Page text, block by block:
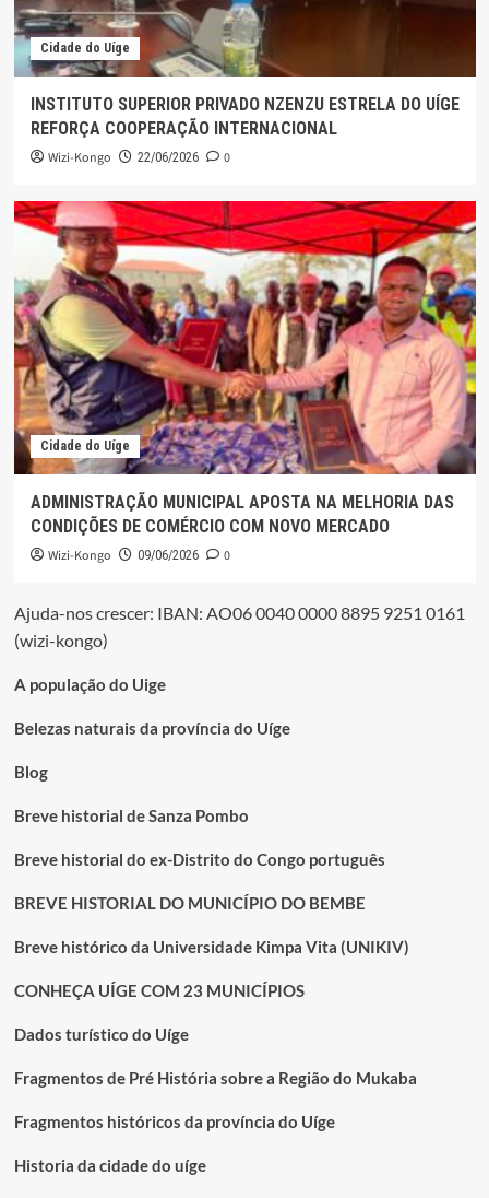
Cidade do Uíge
INSTITUTO SUPERIOR PRIVADO NZENZU ESTRELA DO UÍGE
REFORÇA COOPERAÇÃO INTERNACIONAL
Wizi-Kongo 22/06/2026 0
Cidade do Uíge
ADMINISTRAÇÃO MUNICIPAL APOSTA NA MELHORIA DAS
CONDIÇÕES DE COMÉRCIO COM NOVO MERCADO
Wizi-Kongo 09/06/2026 0
Ajuda-nos crescer: IBAN: AO06 0040 0000 8895 9251 0161
(wizi-kongo)
A população do Uige
Belezas naturais da província do Uíge
Blog
Breve historial de Sanza Pombo
Breve historial do ex-Distrito do Congo português
BREVE HISTORIAL DO MUNICÍPIO DO BEMBE
Breve histórico da Universidade Kimpa Vita (UNIKIV)
CONHEÇA UÍGE COM 23 MUNICÍPIOS
Dados turístico do Uíge
Fragmentos de Pré História sobre a Região do Mukaba
Fragmentos históricos da província do Uíge
Historia da cidade do uíge